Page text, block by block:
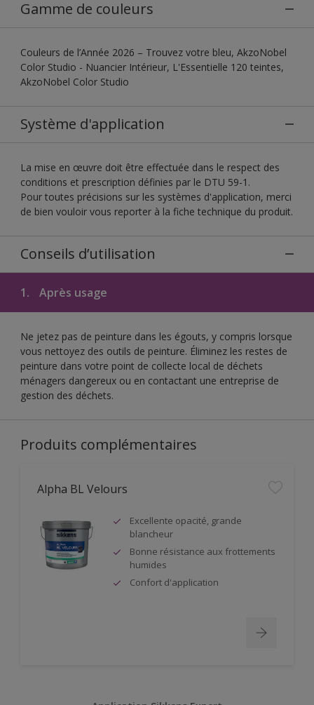
Gamme de couleurs
Couleurs de l’Année 2026 – Trouvez votre bleu, AkzoNobel
Color Studio - Nuancier Intérieur, L'Essentielle 120 teintes,
AkzoNobel Color Studio
Système d'application
La mise en œuvre doit être effectuée dans le respect des
conditions et prescription définies par le DTU 59-1.
Pour toutes précisions sur les systèmes d'application, merci
de bien vouloir vous reporter à la fiche technique du produit.
Conseils d’utilisation
1. Après usage
Ne jetez pas de peinture dans les égouts, y compris lorsque
vous nettoyez des outils de peinture. Éliminez les restes de
peinture dans votre point de collecte local de déchets
ménagers dangereux ou en contactant une entreprise de
gestion des déchets.
Produits complémentaires
Alpha BL Velours
Excellente opacité, grande
blancheur
Bonne résistance aux frottements
humides
Confort d'application